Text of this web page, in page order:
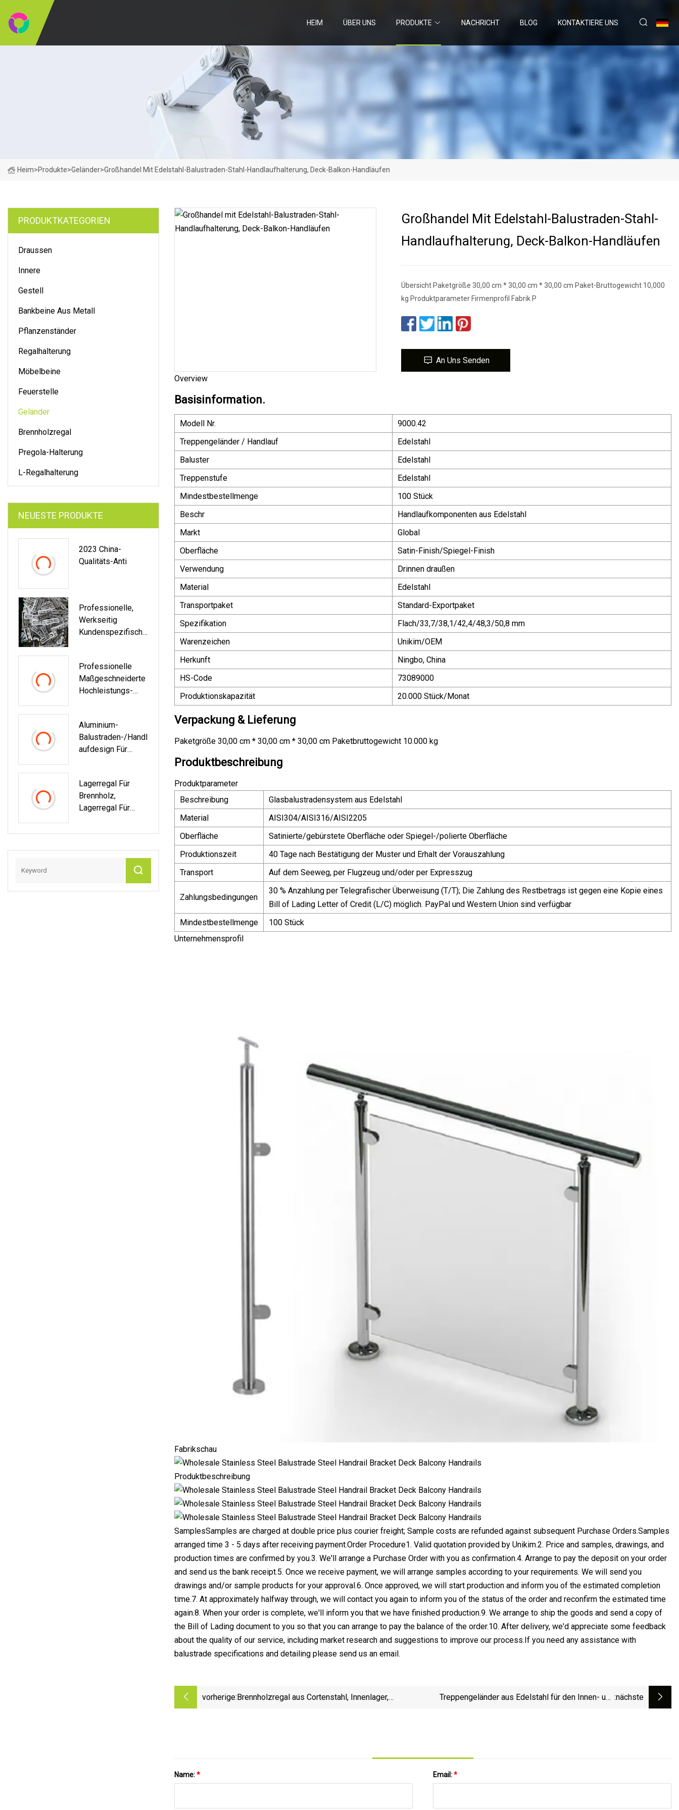
HEIM ÜBER UNS PRODUKTE NACHRICHT BLOG KONTAKTIERE UNS
Heim>Produkte>Geländer>Großhandel Mit Edelstahl-Balustraden-Stahl-Handlaufhalterung, Deck-Balkon-Handläufen
PRODUKTKATEGORIEN
Draussen
Innere
Gestell
Bankbeine Aus Metall
Pflanzenständer
Regalhalterung
Möbelbeine
Feuerstelle
Geländer
Brennholzregal
Pregola-Halterung
L-Regalhalterung
NEUESTE PRODUKTE
2023 China-
Qualitäts-Anti
Professionelle,
Werkseitig
Kundenspezifische
Stahlverstärktem
Metall, U-Halterung
Für Regale
Professionelle
Maßgeschneiderte
Hochleistungs-
Aluminium-
Balustraden-/Handl
Aufdesign Für
Lagerregal Für
Brennholz,
Lagerregal Für
Lagerregal Für
Innenbereich Für
Die Gartenarbeit
Großhandel Mit Edelstahl-Balustraden-Stahl-
Handlaufhalterung, Deck-Balkon-Handläufen
Übersicht Paketgröße 30,00 cm * 30,00 cm * 30,00 cm Paket-Bruttogewicht 10,000
kg Produktparameter Firmenprofil Fabrik P
An Uns Senden
Overview
Basisinformation.
Modell Nr.
9000.42
Treppengeländer / Handlauf
Edelstahl
Baluster
Edelstahl
Treppenstufe
Edelstahl
Mindestbestellmenge
100 Stück
Beschr
Handlaufkomponenten aus Edelstahl
Markt
Global
Oberfläche
Satin-Finish/Spiegel-Finish
Verwendung
Drinnen draußen
Material
Edelstahl
Transportpaket
Standard-Exportpaket
Spezifikation
Flach/33,7/38,1/42,4/48,3/50,8 mm
Warenzeichen
Unikim/OEM
Herkunft
Ningbo, China
HS-Code
73089000
Produktionskapazität
20.000 Stück/Monat
Verpackung & Lieferung
Paketgröße 30,00 cm * 30,00 cm * 30,00 cm Paketbruttogewicht 10.000 kg
Produktbeschreibung
Produktparameter
Beschreibung
Glasbalustradensystem aus Edelstahl
Material
AISI304/AISI316/AISI2205
Oberfläche
Satinierte/gebürstete Oberfläche oder Spiegel-/polierte Oberfläche
Produktionszeit
40 Tage nach Bestätigung der Muster und Erhalt der Vorauszahlung
Transport
Auf dem Seeweg, per Flugzeug und/oder per Expresszug
Zahlungsbedingungen
30 % Anzahlung per Telegrafischer Überweisung (T/T); Die Zahlung des Restbetrags ist gegen eine Kopie eines
Bill of Lading Letter of Credit (L/C) möglich. PayPal und Western Union sind verfügbar
Mindestbestellmenge
100 Stück
Unternehmensprofil
Fabrikschau
Produktbeschreibung
SamplesSamples are charged at double price plus courier freight; Sample costs are refunded against subsequent Purchase Orders.Samples
arranged time 3 - 5 days after receiving payment.Order Procedure1. Valid quotation provided by Unikim.2. Price and samples, drawings, and
production times are confirmed by you.3. We'll arrange a Purchase Order with you as confirmation.4. Arrange to pay the deposit on your order
and send us the bank receipt.5. Once we receive payment, we will arrange samples according to your requirements. We will send you
drawings and/or sample products for your approval.6. Once approved, we will start production and inform you of the estimated completion
time.7. At approximately halfway through, we will contact you again to inform you of the status of the order and reconfirm the estimated time
again.8. When your order is complete, we'll inform you that we have finished production.9. We arrange to ship the goods and send a copy of
the Bill of Lading document to you so that you can arrange to pay the balance of the order.10. After delivery, we'd appreciate some feedback
about the quality of our service, including market research and suggestions to improve our process.If you need any assistance with
balustrade specifications and detailing please send us an email.
vorherige:Brennholzregal aus Cortenstahl, Innenlager,
Treppengeländer aus Edelstahl für den Innen- und :nächste
Name:* Email:*